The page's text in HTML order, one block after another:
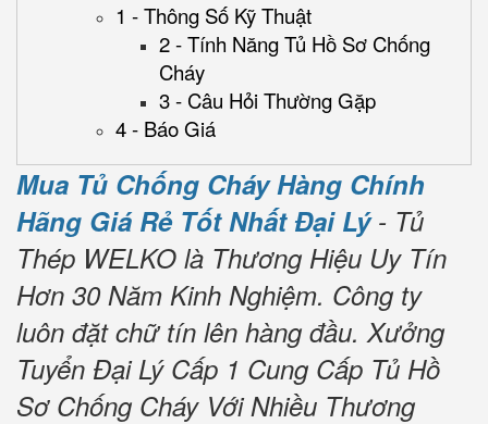
1 - Thông Số Kỹ Thuật
2 - Tính Năng Tủ Hồ Sơ Chống
Cháy
3 - Câu Hỏi Thường Gặp
4 - Báo Giá
Mua Tủ Chống Cháy Hàng Chính
Hãng Giá Rẻ Tốt Nhất Đại Lý- Tủ
Thép WELKO là Thương Hiệu Uy Tín
Hơn 30 Năm Kinh Nghiệm. Công ty
luôn đặt chữ tín lên hàng đầu. Xưởng
Tuyển Đại Lý Cấp 1 Cung Cấp Tủ Hồ
Sơ Chống Cháy Với Nhiều Thương